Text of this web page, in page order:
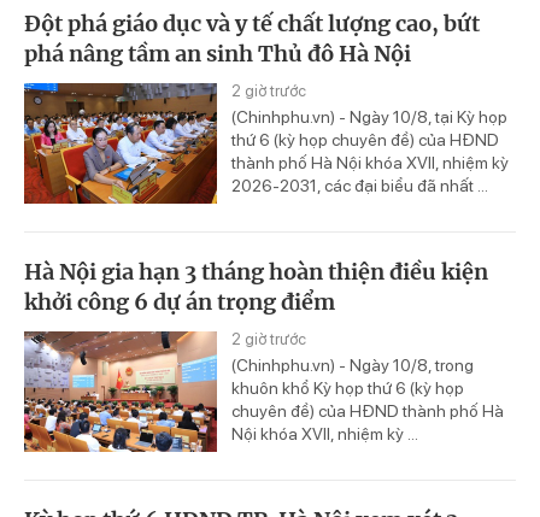
Đột phá giáo dục và y tế chất lượng cao, bứt
phá nâng tầm an sinh Thủ đô Hà Nội
2 giờ trước
(Chinhphu.vn) - Ngày 10/8, tại Kỳ họp
thứ 6 (kỳ họp chuyên đề) của HĐND
thành phố Hà Nội khóa XVII, nhiệm kỳ
2026-2031, các đại biểu đã nhất ...
Hà Nội gia hạn 3 tháng hoàn thiện điều kiện
khởi công 6 dự án trọng điểm
2 giờ trước
(Chinhphu.vn) - Ngày 10/8, trong
khuôn khổ Kỳ họp thứ 6 (kỳ họp
chuyên đề) của HĐND thành phố Hà
Nội khóa XVII, nhiệm kỳ ...